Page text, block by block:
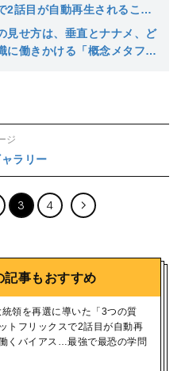
話目が自動再生されること
恐の学問「行動経済学」
見せ方は、垂直とナナメ、ど
に働きかける「概念メタファ
ジ
ラリー
3 4
記事もおすすめ
領を再選に導いた「3つの質
トフリックスで2話目が自動再
くバイアス…最強で最恐の学問